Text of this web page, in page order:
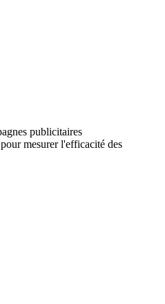
publicitaires
mesurer l'efficacité des